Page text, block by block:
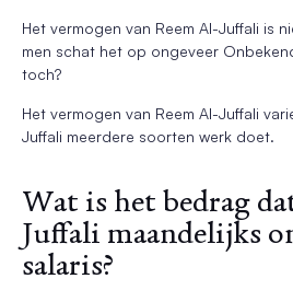
Het vermogen van Reem Al-Juffali is
men schat het op ongeveer
toch?
Het vermogen van Reem Al-Juffali
Juffali meerdere soorten werk doet.
Wat is het bedrag
Juffali maandelijks
salaris?